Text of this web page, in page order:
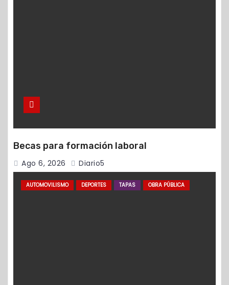
Becas para formación laboral
Ago 6, 2026 Diario5
AUTOMOVILISMO DEPORTES TAPAS OBRA PÚBLICA